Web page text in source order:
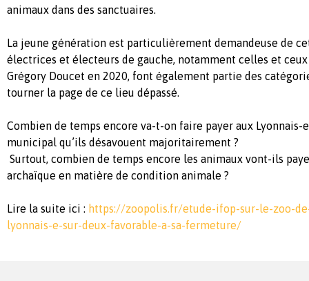
animaux dans des sanctuaires.
La jeune génération est particulièrement demandeuse de
électrices et électeurs de gauche, notamment celles et
Grégory Doucet en 2020, font également partie des
tourner la page de ce lieu dépassé.
Combien de temps encore va-t-on faire payer aux Lyonnais-
municipal qu’ils désavouent majoritairement ?
Surtout, combien de temps encore les animaux vont-ils
archaïque en matière de condition animale ?
Lire la suite ici : https://zoopolis.fr/etude-ifop-sur-le-zoo-
lyonnais-e-sur-deux-favorable-a-sa-fermeture/